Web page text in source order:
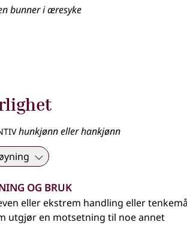
bunner i æresyke
hunkjønn eller hankjønn
og bruk
eller ekstrem handling eller
utgjør en motsetning til noe annet